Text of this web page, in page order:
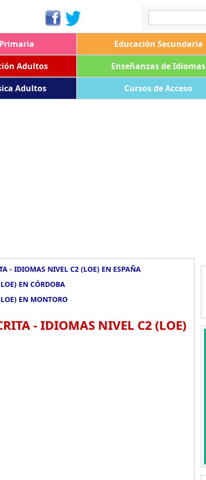
Educación Secundaria
Adultos Enseñanzas de Idiomas
Adultos Cursos de Acceso
- IDIOMAS NIVEL C2 (LOE) EN ESPAÑA
EN CÓRDOBA
EN MONTORO
- IDIOMAS NIVEL C2 (LOE)